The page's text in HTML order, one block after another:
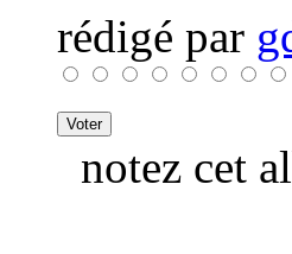
rédigé par
notez cet